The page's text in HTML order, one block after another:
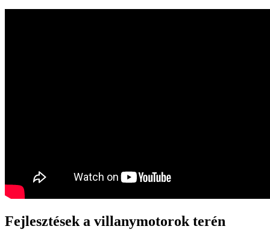
Fejlesztések a villanymotorok terén